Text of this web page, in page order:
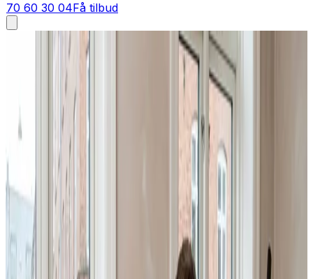
70 60 30 04Få tilbud
Fugt i bolig i Nysted
Fugt i bolig i
Har du fugtproblemer i din bolig i Nysted? Vi rykker ud,
stiller en præcis diagnose og giver dig en konkret plan
for et sundt indeklima — uforpligtende og til fast pris.